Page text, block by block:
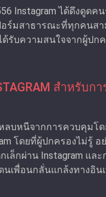
Instagram ได้ดึงดูด
อร์มสาธารณะที่ทุกคนส
รับความสนใจจากผู้ปก
สําหรับก
ลบหนีจากการควบคุมโ
โดยที่ผู้ปกครองไม่รู้
เล็กผ่าน Instagram แล
เพื่อนกลั่นแกล้งทางอิน